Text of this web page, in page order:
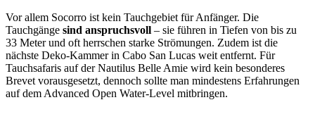
Vor allem Socorro ist kein Tauchgebiet für Anfänger. Die
Tauchgänge sind anspruchsvoll – sie führen in Tiefen von bis zu
33 Meter und oft herrschen starke Strömungen. Zudem ist die
nächste Deko-Kammer in Cabo San Lucas weit entfernt. Für
Tauchsafaris auf der Nautilus Belle Amie wird kein besonderes
Brevet vorausgesetzt, dennoch sollte man mindestens Erfahrungen
auf dem Advanced Open Water-Level mitbringen.